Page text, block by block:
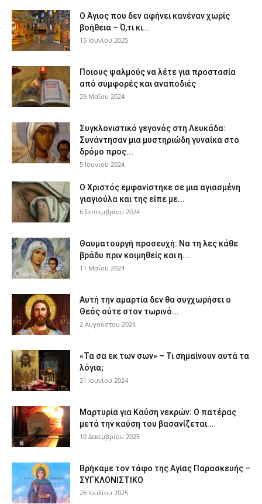
Ο Άγιος που δεν αφήνει κανέναν χωρίς
βοήθεια – Ό,τι κι...
15 Ιουνίου 2025
Ποιους ψαλμούς να λέτε για προστασία
από συμφορές και αναποδιές
29 Μαΐου 2024
Συγκλονιστικό γεγονός στη Λευκάδα:
Συνάντησαν μια μυστηριώδη γυναίκα στο
δρόμο προς...
5 Ιουνίου 2024
Ο Χριστός εμφανίστηκε σε μια αγιασμένη
γιαγιούλα και της είπε με...
6 Σεπτεμβρίου 2024
Θαυματουργή προσευχή: Να τη λες κάθε
βράδυ πριν κοιμηθείς και η...
11 Μαΐου 2024
Αυτή την αμαρτία δεν θα συγχωρήσει ο
Θεός ούτε στον τωρινό...
2 Αυγούστου 2024
«Τα σα εκ των σων» – Τι σημαίνουν αυτά τα
λόγια;
21 Ιουνίου 2024
Μαρτυρία για Καύση νεκρών: Ο πατέρας
μετά την καύση του βασανίζεται...
10 Δεκεμβρίου 2025
Βρήκαμε τον τάφο της Αγίας Παρασκευής –
ΣΥΓΚΛΟΝΙΣΤΙΚΟ
26 Ιουλίου 2025